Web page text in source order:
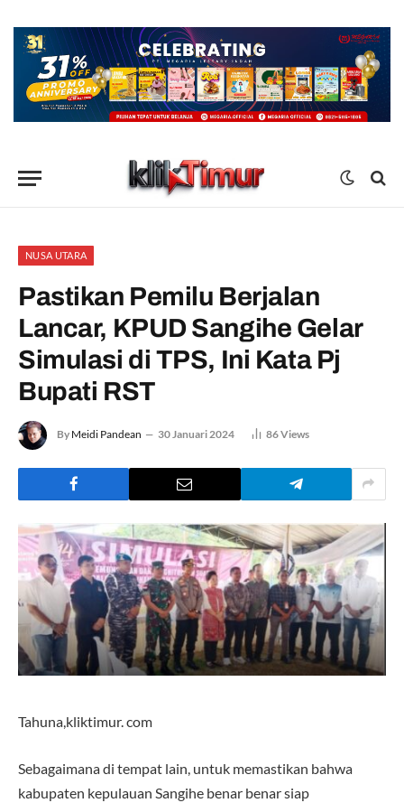
NUSA UTARA
Pastikan Pemilu Berjalan
Lancar, KPUD Sangihe Gelar
Simulasi di TPS, Ini Kata Pj
Bupati RST
By Meidi Pandean 30 Januari 2024 86Views
Tahuna,kliktimur. com
Sebagaimana di tempat lain, untuk memastikan bahwa
kabupaten kepulauan Sangihe benar benar siap